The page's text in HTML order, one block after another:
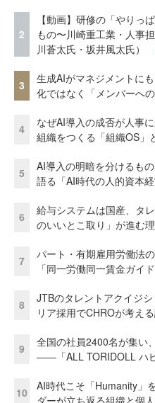
2
【動画】研修の「やりっ
もの〜川崎重工業・人事
川蒼太氏・坂井風太氏）
3
生成AIがマネジメントに
化ではなく「メンバーへの
4
なぜAI導入の成否が人事
組織をつくる「組織OS」
5
AI導入の明暗を分けるも
語る「AI時代の人的資本
6
給与システムは国産、タ
のいいとこ取り」が進む
7
パート・有期雇用労働法
「同一労働同一賃金ガイ
8
JTBのタレントアクイジ
リア採用でCHROが考え
9
全国の社員2400名が集い
――「ALL TORIDOLL ハ
10
AI時代こそ「Humanity」
ダーが立ち返る組織と個